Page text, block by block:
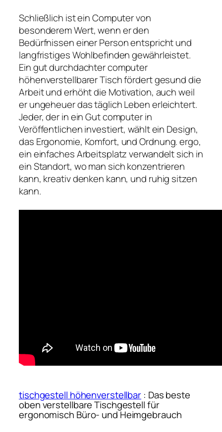
Schließlich ist ein Computer von
besonderem Wert, wenn er den
Bedürfnissen einer Person entspricht und
langfristiges Wohlbefinden gewährleistet.
Ein gut durchdachter computer
höhenverstellbarer Tisch fördert gesund die
Arbeit und erhöht die Motivation, auch weil
er ungeheuer das täglich Leben erleichtert.
Jeder, der in ein Gut computer in
Veröffentlichen investiert, wählt ein Design,
das Ergonomie, Komfort, und Ordnung. ergo,
ein einfaches Arbeitsplatz verwandelt sich in
ein Standort, wo man sich konzentrieren
kann, kreativ denken kann, und ruhig sitzen
kann.
tischgestell höhenverstellbar : Das beste
oben verstellbare Tischgestell für
ergonomisch Büro- und Heimgebrauch